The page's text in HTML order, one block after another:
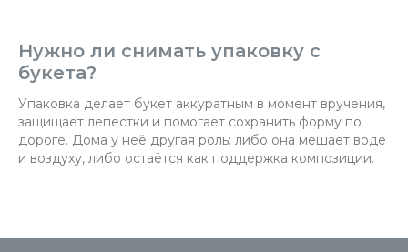
Нужно ли снимать упаковку с
букета?
Упаковка делает букет аккуратным в момент вручения,
защищает лепестки и помогает сохранить форму по
дороге. Дома у неё другая роль: либо она мешает воде
и воздуху, либо остаётся как поддержка композиции.